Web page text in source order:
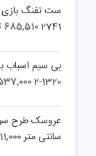
2741
685,510
بی سیم اسباب
1320-2
سانتی متر11,000